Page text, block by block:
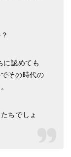
に認めても
その時代の
ちでしょ